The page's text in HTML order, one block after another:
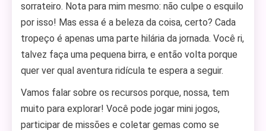
sorrateiro. Nota para mim mesmo: não culpe o esquilo
por isso! Mas essa é a beleza da coisa, certo? Cada
tropeço é apenas uma parte hilária da jornada. Você ri,
talvez faça uma pequena birra, e então volta porque
quer ver qual aventura ridícula te espera a seguir.
Vamos falar sobre os recursos porque, nossa, tem
muito para explorar! Você pode jogar mini jogos,
participar de missões e coletar gemas como se